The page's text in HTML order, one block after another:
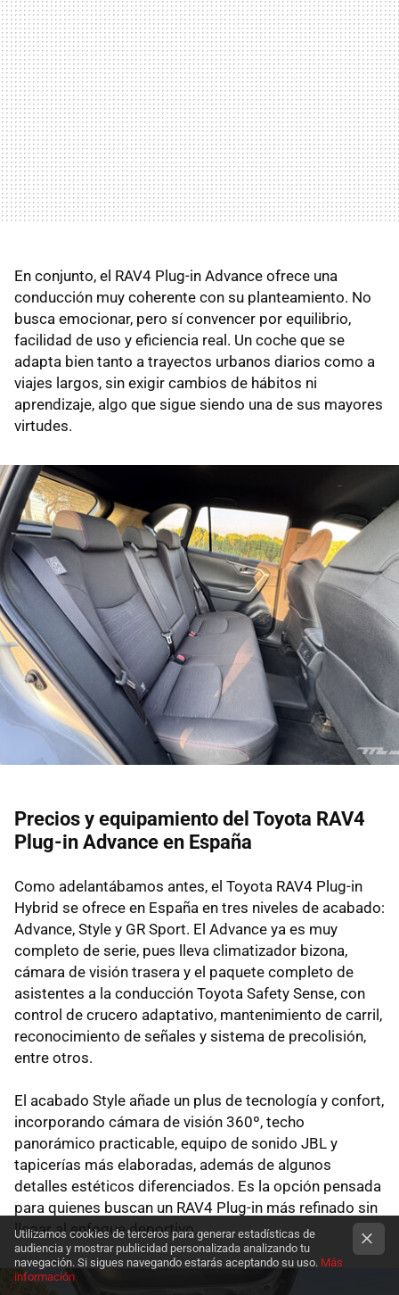
En conjunto, el RAV4 Plug-in Advance ofrece una
conducción muy coherente con su planteamiento. No
busca emocionar, pero sí convencer por equilibrio,
facilidad de uso y eficiencia real. Un coche que se
adapta bien tanto a trayectos urbanos diarios como a
viajes largos, sin exigir cambios de hábitos ni
aprendizaje, algo que sigue siendo una de sus mayores
virtudes.
Precios y equipamiento del Toyota RAV4
Plug-in Advance en España
Como adelantábamos antes, el Toyota RAV4 Plug-in
Hybrid se ofrece en España en tres niveles de acabado:
Advance, Style y GR Sport. El Advance ya es muy
completo de serie, pues lleva climatizador bizona,
cámara de visión trasera y el paquete completo de
asistentes a la conducción Toyota Safety Sense, con
control de crucero adaptativo, mantenimiento de carril,
reconocimiento de señales y sistema de precolisión,
entre otros.
El acabado Style añade un plus de tecnología y confort,
incorporando cámara de visión 360º, techo
panorámico practicable, equipo de sonido JBL y
tapicerías más elaboradas, además de algunos
detalles estéticos diferenciados. Es la opción pensada
para quienes buscan un RAV4 Plug-in más refinado sin
llegar al enfoque deportivo.
Utilizamos cookies de terceros para generar estadísticas de
audiencia y mostrar publicidad personalizada analizando tu
navegación. Si sigues navegando estarás aceptando su uso. Más
información